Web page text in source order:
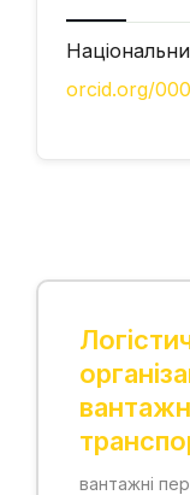
orcid.org/
вантажні